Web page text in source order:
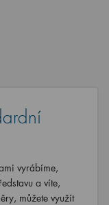
vyrábíme,
a víte,
můžete využít